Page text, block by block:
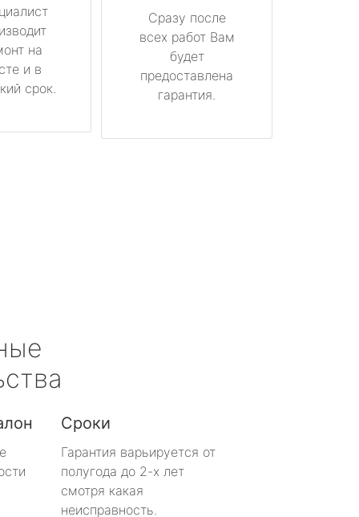
на
и в
срок.
Сразу после
всех работ Вам
будет
предоставлена
гарантия.
Сроки
Гарантия варьируется от
полугода до 2-х лет
смотря какая
неисправность.